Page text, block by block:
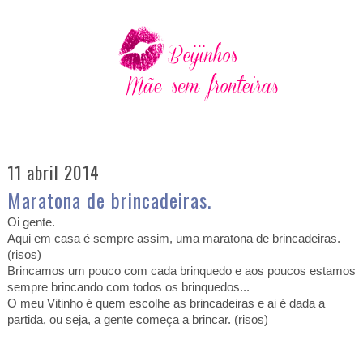
11 abril 2014
Maratona de brincadeiras.
Oi gente.
Aqui em casa é sempre assim, uma maratona de brincadeiras.
(risos)
Brincamos um pouco com cada brinquedo e aos poucos estamos
sempre brincando com todos os brinquedos...
O meu Vitinho é quem escolhe as brincadeiras e ai é dada a
partida, ou seja, a gente começa a brincar. (risos)